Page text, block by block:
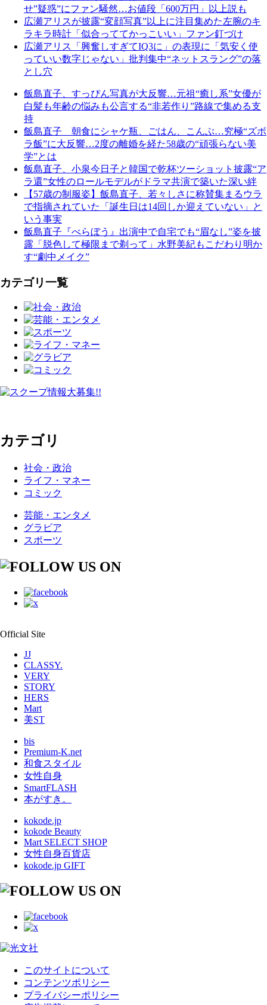
せ”疑惑”にファン騒然…お値段「600万円」以上説も
広瀬アリスが披露“変顔写真”以上に注目集めた左腕のキ
ラキラ時計「似合っててかっこいい」ファン釘づけ
広瀬アリス「興奮しすぎてIQ3に」の表現に「気安く使
っていい数字じゃない」批判集中“ネットスラング”の落
とし穴
飯島直子、すっぴん写真が大反響…元祖“癒し系”女優が
白髪も年齢の悩みも公言する“非若作り”路線で集める支
持
飯島直子 朝食にシャケ瓶、ごはん、こんぶ…究極“ズボ
ラ飯”に大反響…2度の離婚を経た58歳の“頑張らない美
学”とは
飯島直子、小泉今日子と韓国で乾杯ツーショット披露“ア
ラ還”女性のロールモデルがドラマ共演で築いた深い絆
【57歳の制服姿】飯島直子、若々しさに称賛集まるウラ
で指摘されていた「誕生日は14回しか迎えていない」と
いう事実
飯島直子『べらぼう』出演中で自宅でも“眉なし”姿を披
露「脱色して極限まで剃って」水野美紀もこだわり明か
す“劇中メイク”
カテゴリ一覧
カテゴリ
社会・政治
ライフ・マネー
コミック
芸能・エンタメ
グラビア
スポーツ
Official Site
JJ
CLASSY.
VERY
STORY
HERS
Mart
美ST
bis
Premium-K.net
和食スタイル
女性自身
SmartFLASH
本がすき。
kokode.jp
kokode Beauty
Mart SELECT SHOP
女性自身百貨店
kokode.jp GIFT
このサイトについて
コンテンツポリシー
プライバシーポリシー